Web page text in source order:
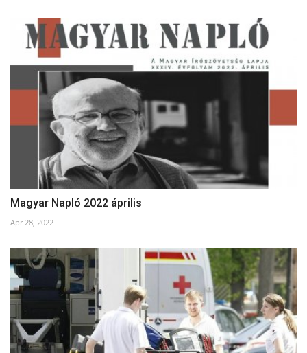
Magyar Napló 2022 április
Apr 28, 2022